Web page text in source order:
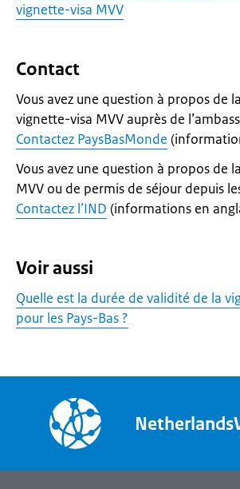
vignette-visa MVV
Contact
Vous avez une question à propos de
vignette-visa MVV auprès de
Contactez PaysBasMonde
Vous avez une question à propos de
MVV ou de permis de séjour depuis
Contactez l’IND (informations en
Voir aussi
Quelle est la durée de validité de la
pour les Pays-Bas ?